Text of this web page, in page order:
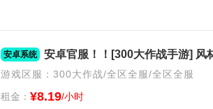
安卓系统 安卓官服！！[300大作战手游] 风
游戏区服：300大作战/全区全服/全区全服
租金： ¥8.19/小时